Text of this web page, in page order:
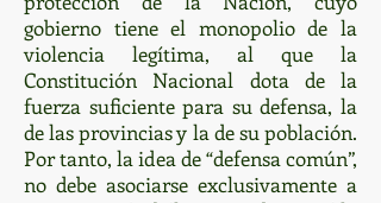
gobierno tiene el monopolio de la
violencia legítima, al que la
Constitución Nacional dota de la
fuerza suficiente para su defensa, la
de las provincias y la de su población.
Por tanto, la idea de “defensa común”,
no debe asociarse exclusivamente a